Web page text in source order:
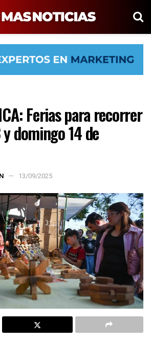
Ferias para recorrer
domingo 14 de
13/09/2025